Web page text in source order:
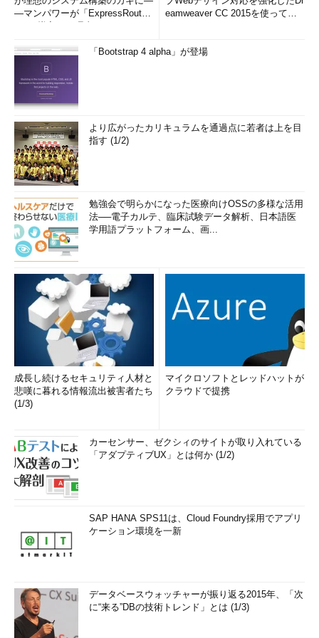
―マンパワーが「ExpressRout
eamweaver CC 2015を使って
「Bootstrap 4 alpha」が登場
より広がったカリキュラムを通過点に若者は上を目
指す (1/2)
勉強会で明らかになった医療向けOSSの多様な活用
法──電子カルテ、臨床試験データ解析、日本語医
学用語プラットフォーム、画...
成長し続けるセキュリティ人材と
悲嘆に暮れる情報流出被害者たち
(1/3)
マイクロソフトとレッドハットが
クラウドで提携
カーセンサー、ゼクシィのサイトが取り入れている
「アダプティブUX」とは何か (1/2)
SAP HANA SPS11は、Cloud Foundry採用でアプリ
ケーション環境を一新
データベースウォッチャーが振り返る2015年、「次
に“来る”DBの技術トレンド」とは (1/3)